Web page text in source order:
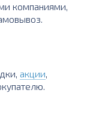
компаниями,
акции,